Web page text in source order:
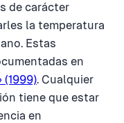
de carácter
la temperatura
Estas
en
. Cualquier
tiene que estar
en